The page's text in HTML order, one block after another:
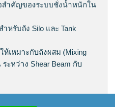
สำคัญของระบบชั่งน้ำหนักใน
หรับถัง Silo และ Tank
ห้เหมาะกับถังผสม (Mixing
ะหว่าง Shear Beam กับ